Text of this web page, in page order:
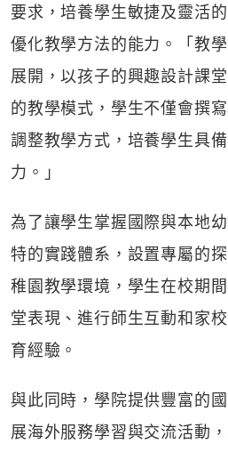
要求，培養學生敏捷及靈活
優化教學方法的能力。「教
展開，以孩子的興趣設計課
的教學模式，學生不僅會撰
調整教學方式，培養學生具
力。」
為了讓學生掌握國際與本地
特的實踐體系，設置專屬的
稚園教學環境，學生在校期
堂表現、進行師生互動和家
育經驗。
與此同時，學院提供豐富的
展海外服務學習與交流活動